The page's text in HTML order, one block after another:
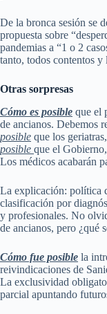
De la bronca sesión se
propuesta sobre
pandemias a “1 o 2
tanto, todos contentos y
Otras sorpresas
Cómo es posible que el
de ancianos. Debemos
posible que los
posible que el
Los médicos acabarán
La explicación: política
clasificación por
y profesionales. No
de ancianos, pero ¿qué
Cómo fue posible la
reivindicaciones de
La exclusividad
parcial apuntando